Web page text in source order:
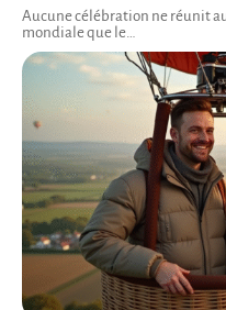
Aucune célébration ne réunit
mondiale que le…